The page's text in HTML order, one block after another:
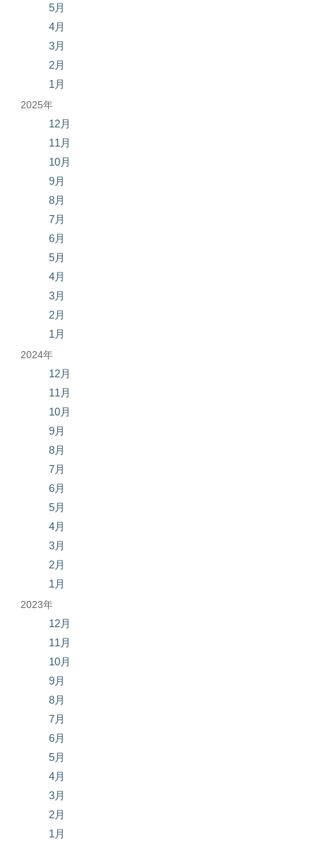
5月
4月
3月
2月
1月
2025年
12月
11月
10月
9月
8月
7月
6月
5月
4月
3月
2月
1月
2024年
12月
11月
10月
9月
8月
7月
6月
5月
4月
3月
2月
1月
2023年
12月
11月
10月
9月
8月
7月
6月
5月
4月
3月
2月
1月